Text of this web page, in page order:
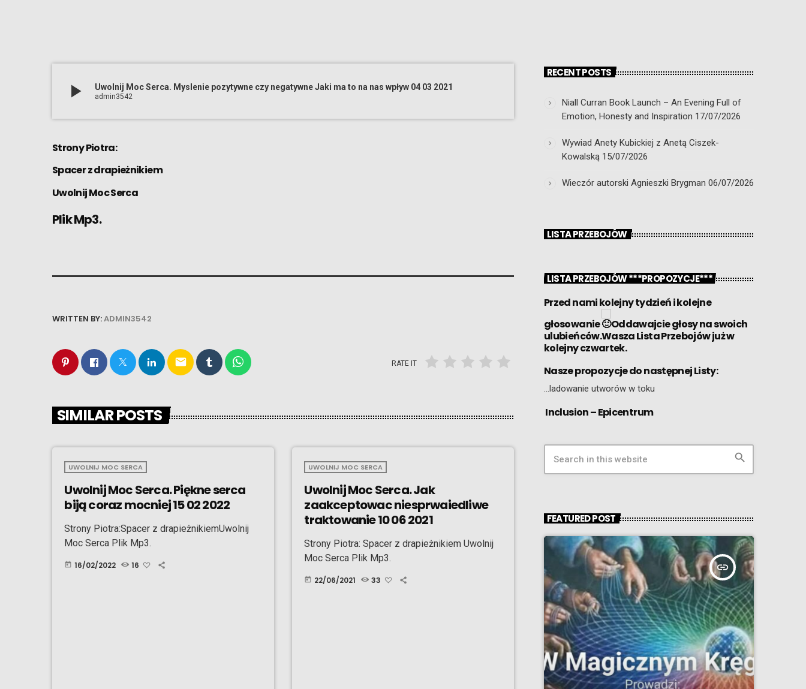
play_arrow Uwolnij Moc Serca. Myslenie pozytywne czy negatywne Jaki ma to na nas wpływ 04 03 2021
admin3542
Strony Piotra:
Spacer z drapieżnikiem
Uwolnij Moc Serca
Plik Mp3.
WRITTEN BY:ADMIN3542
email RATE IT
SIMILAR POSTS
UWOLNIJ MOC SERCA
Uwolnij Moc Serca. Piękne serca
biją coraz mocniej 15 02 2022
Strony Piotra:Spacer z drapieżnikiemUwolnij
Moc Serca Plik Mp3.
today 16/02/2022 16
UWOLNIJ MOC SERCA
Uwolnij Moc Serca. Jak
zaakceptowac niesprwaiedliwe
traktowanie 10 06 2021
Strony Piotra: Spacer z drapieżnikiem Uwolnij
Moc Serca Plik Mp3.
today 22/06/2021 33
RECENT POSTS
Niall Curran Book Launch – An Evening Full of
Emotion, Honesty and Inspiration 17/07/2026
Wywiad Anety Kubickiej z Anetą Ciszek-
Kowalską 15/07/2026
Wieczór autorski Agnieszki Brygman 06/07/2026
LISTA PRZEBOJÓW
LISTA PRZEBOJÓW ***PROPOZYCJE***
Przed nami kolejny tydzień i kolejne
głosowanie
Oddawajcie głosy na swoich
ulubieńców.Wasza Lista Przebojów już w
kolejny czwartek.
Nasze propozycje do następnej Listy:
…ladowanie utworów w toku
Inclusion – Epicentrum
search
FEATURED POST
insert_link